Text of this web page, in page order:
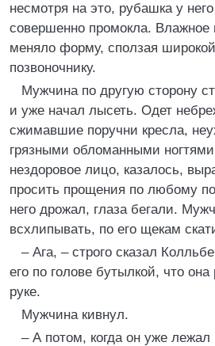
несмотря на это, рубашка у
совершенно промокла. Влажное
меняло форму, сползая
позвоночнику.
Мужчина по другую сторону
и уже начал лысеть. Одет
сжимавшие поручни кресла,
грязными обломанными
нездоровое лицо, казалось,
просить прощения по любому
него дрожал, глаза бегали.
всхлипывать, по его щекам
– Ага, – строго сказал
его по голове бутылкой, что
руке.
Мужчина кивнул.
– А потом, когда он уже лежал